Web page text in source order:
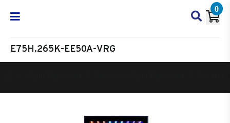
0
E75H.265K-EE50A-VRG